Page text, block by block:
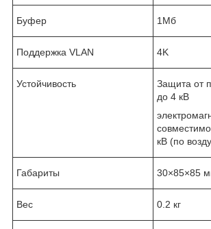
Буфер 1Мб
Поддержка VLAN 4K
Устойчивость
Защита от
до 4 кВ
кВ (по
Габариты 30×85×85
Вес 0.2 кг